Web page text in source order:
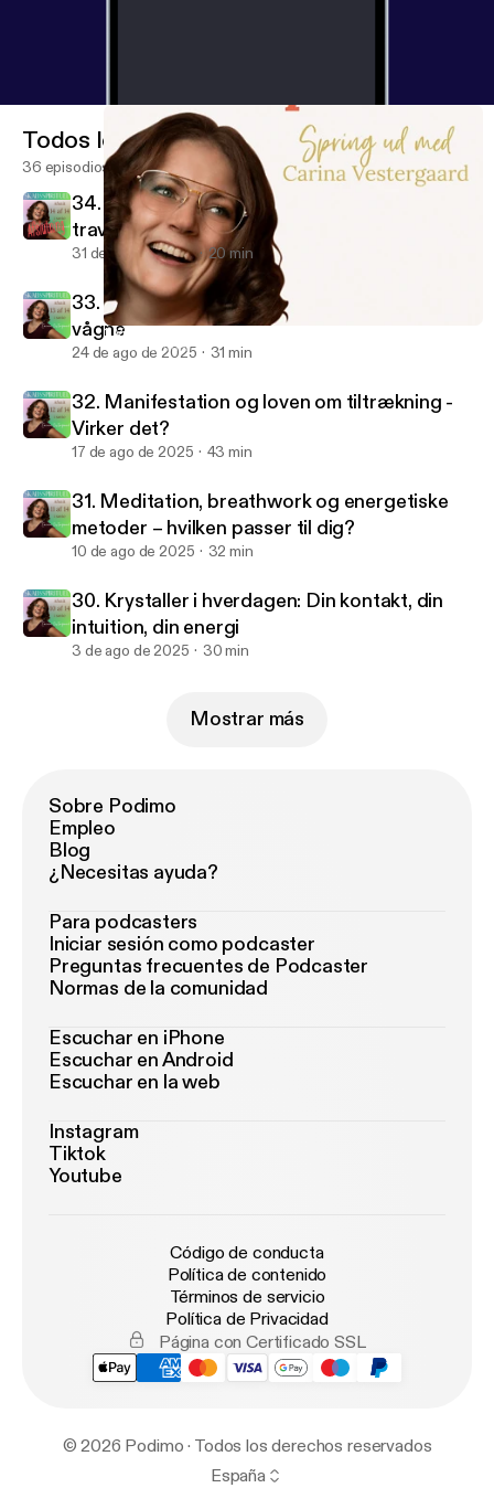
1. Velkommen til Skabsspirituel og Carina Vestergaards Univers
Skabsspirituel
Todos los episodios
36 episodios
34. Hvordan integrerer man spiritualitet i en
travl hverdag
31 de ago de 2025 20 min
33. Det spirituelle ego - Når vi tror vi er
vågne
24 de ago de 2025 31 min
32. Manifestation og loven om tiltrækning -
Virker det?
17 de ago de 2025 43 min
31. Meditation, breathwork og energetiske
metoder – hvilken passer til dig?
10 de ago de 2025 32 min
30. Krystaller i hverdagen: Din kontakt, din
intuition, din energi
3 de ago de 2025 30 min
Mostrar más
Sobre Podimo
Empleo
Blog
¿Necesitas ayuda?
Para podcasters
Iniciar sesión como podcaster
Preguntas frecuentes de Podcaster
Normas de la comunidad
Escuchar en iPhone
Escuchar en Android
Escuchar en la web
Instagram
Tiktok
Youtube
Código de conducta
Política de contenido
Términos de servicio
Política de Privacidad
Página con Certificado SSL
© 2026 Podimo · Todos los derechos reservados
España